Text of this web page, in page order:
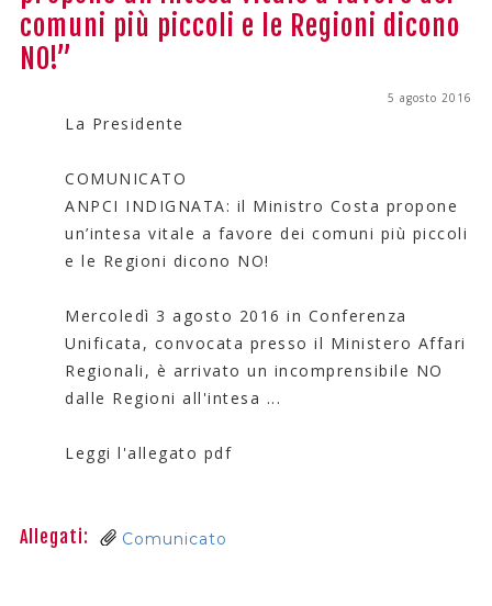
comuni più piccoli e le Regioni dicono
NO!”
5 agosto 2016
La Presidente
COMUNICATO
ANPCI INDIGNATA: il Ministro Costa propone
un’intesa vitale a favore dei comuni più piccoli
e le Regioni dicono NO!
Mercoledì 3 agosto 2016 in Conferenza
Unificata, convocata presso il Ministero Affari
Regionali, è arrivato un incomprensibile NO
dalle Regioni all'intesa ...
Leggi l'allegato pdf
Allegati: Comunicato